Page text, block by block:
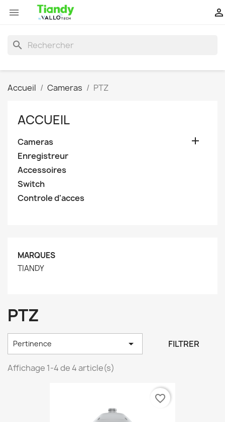
 
search
Accueil Cameras PTZ
ACCUEIL
Cameras 
Enregistreur
Accessoires
Switch
Controle d'acces
MARQUES
TIANDY
PTZ
Pertinence  FILTRER
Affichage 1-4 de 4 article(s)
favorite_border